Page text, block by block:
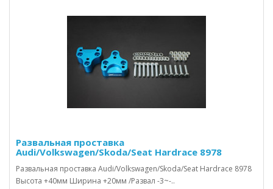
Развальная проставка
Audi/Volkswagen/Skoda/Seat Hardrace 8978
Развальная проставка Audi/Volkswagen/Skoda/Seat Hardrace 8978
Высота +40мм Ширина +20мм /Развал -3~-..